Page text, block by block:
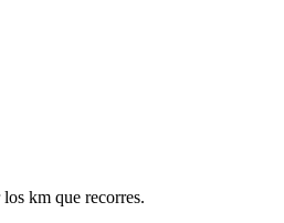
km que recorres.